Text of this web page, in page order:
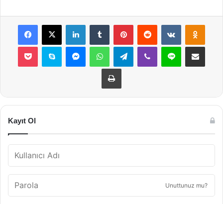
Facebook
X LinkedInTumblr PinterestReddit VKontakte
Pocket Skype MessengerWhatsAppTelegramViber Line E-Posta ile
Yazdır
Kayıt Ol
Unuttunuz mu?